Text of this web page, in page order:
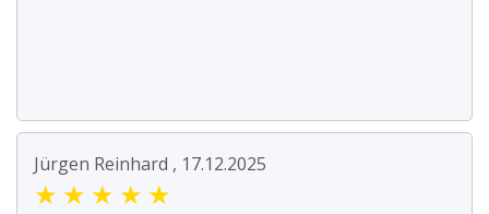
Jürgen Reinhard , 17.12.2025
★ ★ ★ ★ ★